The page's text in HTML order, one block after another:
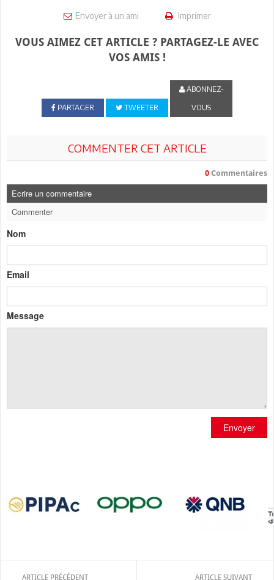
Envoyer à un ami Imprimer
VOUS AIMEZ CET ARTICLE ? PARTAGEZ-LE AVEC
VOS AMIS !
PARTAGER TWEETER
ABONNEZ-
VOUS
COMMENTER CET ARTICLE
0 Commentaires
Ecrire un commentaire
Commenter
Nom
Email
Message
Envoyer
ARTICLE PRÉCÉDENT ARTICLE SUIVANT